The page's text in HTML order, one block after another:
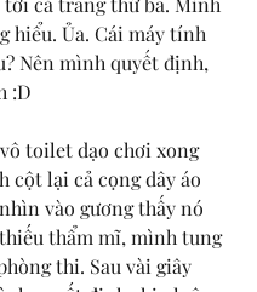
hiểu. Ủa. Cái máy tính
Nên mình quyết định,
:D
toilet dạo chơi xong
cột lại cả cọng dây áo
vào gương thấy nó
thẩm mĩ, mình tung
thi. Sau vài giây